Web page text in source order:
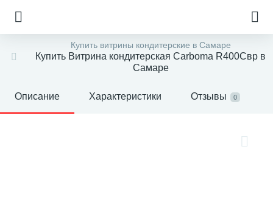
Купить витрины кондитерские в Самаре
Купить Витрина кондитерская Carboma R400Cвр в
Самаре
Описание Характеристики Отзывы 0